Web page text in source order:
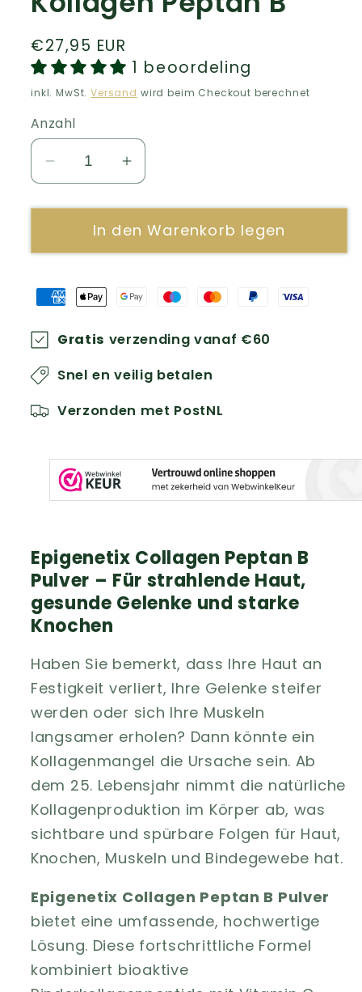
Normaler
Preis
€27,95 EUR
1 beoordeling
inkl. MwSt.Versand wird beim Checkout berechnet
Anzahl
Verringere
Menge
Kollagen
B
Erhöhe
Menge
für
Kollagen
B
In den Warenkorb legen
Gratis verzending vanaf €60
Snel en veilig betalen
Verzonden met PostNL
Epigenetix Collagen Peptan B
Pulver – Für strahlende Haut,
gesunde Gelenke und starke
Knochen
Haben Sie bemerkt, dass Ihre Haut an
Festigkeit verliert, Ihre Gelenke steifer
werden oder sich Ihre Muskeln
langsamer erholen? Dann könnte ein
Kollagenmangel die Ursache sein. Ab
dem 25. Lebensjahr nimmt die natürliche
Kollagenproduktion im Körper ab, was
sichtbare und spürbare Folgen für Haut,
Knochen, Muskeln und Bindegewebe hat.
Epigenetix Collagen Peptan B Pulver
bietet eine umfassende, hochwertige
Lösung. Diese fortschrittliche Formel
kombiniert bioaktive